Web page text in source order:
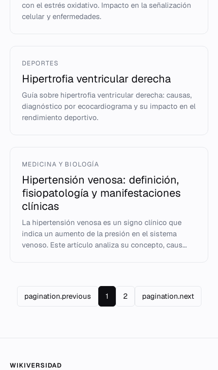
con el estrés oxidativo. Impacto en la señalización
celular y enfermedades.
DEPORTES
Hipertrofia ventricular derecha
Guía sobre hipertrofia ventricular derecha: causas,
diagnóstico por ecocardiograma y su impacto en el
rendimiento deportivo.
MEDICINA Y BIOLOGÍA
Hipertensión venosa: definición,
fisiopatología y manifestaciones
clínicas
La hipertensión venosa es un signo clínico que
indica un aumento de la presión en el sistema
venoso. Este artículo analiza su concepto, caus...
pagination.previous 1 2 pagination.next
WIKIVERSIDAD